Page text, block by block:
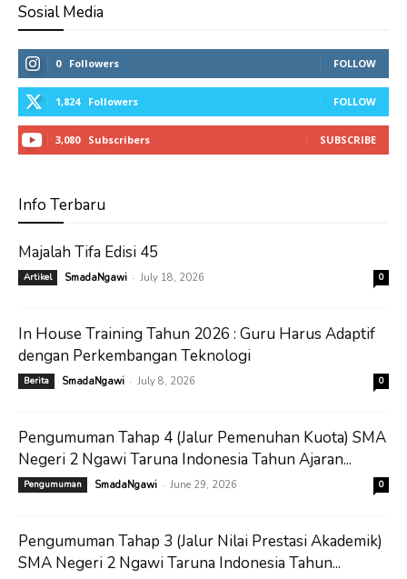
Sosial Media
0 Followers FOLLOW
1,824 Followers FOLLOW
3,080 Subscribers SUBSCRIBE
Info Terbaru
Majalah Tifa Edisi 45
Artikel SmadaNgawi - July 18, 2026 0
In House Training Tahun 2026 : Guru Harus Adaptif
dengan Perkembangan Teknologi
Berita SmadaNgawi - July 8, 2026 0
Pengumuman Tahap 4 (Jalur Pemenuhan Kuota) SMA
Negeri 2 Ngawi Taruna Indonesia Tahun Ajaran...
Pengumuman SmadaNgawi - June 29, 2026 0
Pengumuman Tahap 3 (Jalur Nilai Prestasi Akademik)
SMA Negeri 2 Ngawi Taruna Indonesia Tahun...